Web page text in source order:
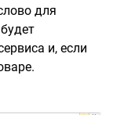
для
и, если